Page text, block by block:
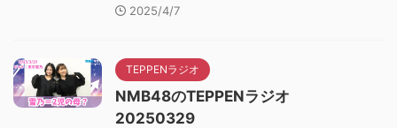
2025/4/7
TEPPENラジオ
NMB48のTEPPENラジオ
20250329